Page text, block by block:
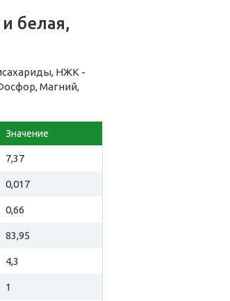
белая,
НЖК -
Магний,
Значение
7,37
0,017
0,66
83,95
4,3
1